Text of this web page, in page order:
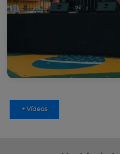
+ Vídeos